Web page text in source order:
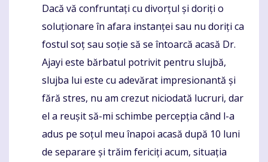
Komentaras
Dacă vă confruntați cu divorțul și doriți o
soluționare în afara instanței sau nu doriți ca
fostul soț sau soție să se întoarcă acasă Dr.
Ajayi este bărbatul potrivit pentru slujbă,
slujba lui este cu adevărat impresionantă și
fără stres, nu am crezut niciodată lucruri, dar
el a reușit să-mi schimbe percepția când l-a
adus pe soțul meu înapoi acasă după 10 luni
de separare și trăim fericiți acum, situația